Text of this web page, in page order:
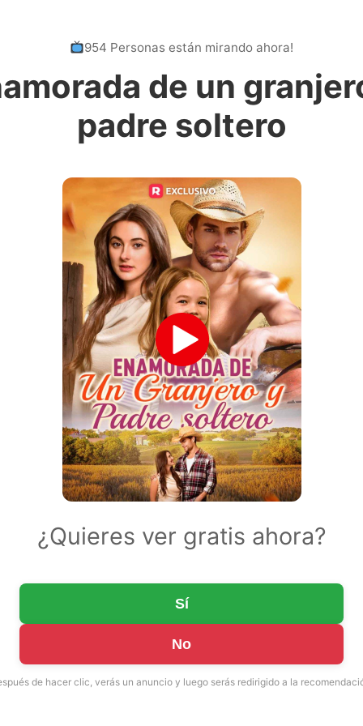
954 Personas están mirando ahora!
de un
padre soltero
¿Quieres ver gratis ahora?
Sí
No
de hacer clic, verás un anuncio y luego serás redirigido a la